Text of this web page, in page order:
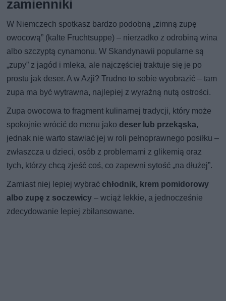
zamienniki
W Niemczech spotkasz bardzo podobną „zimną zupę
owocową” (kalte Fruchtsuppe) – nierzadko z odrobiną wina
albo szczyptą cynamonu. W Skandynawii popularne są
„zupy” z jagód i mleka, ale najczęściej traktuje się je po
prostu jak deser. A w Azji? Trudno to sobie wyobrazić – tam
zupa ma być wytrawna, najlepiej z wyraźną nutą ostrości.
Zupa owocowa to fragment kulinarnej tradycji, który może
spokojnie wrócić do menu jako deser lub przekąska,
jednak nie warto stawiać jej w roli pełnoprawnego posiłku –
zwłaszcza u dzieci, osób z problemami z glikemią oraz
tych, którzy chcą zjeść coś, co zapewni sytość „na dłużej”.
Zamiast niej lepiej wybrać chłodnik, krem pomidorowy
albo zupę z soczewicy – wciąż lekkie, a jednocześnie
zdecydowanie lepiej zbilansowane.